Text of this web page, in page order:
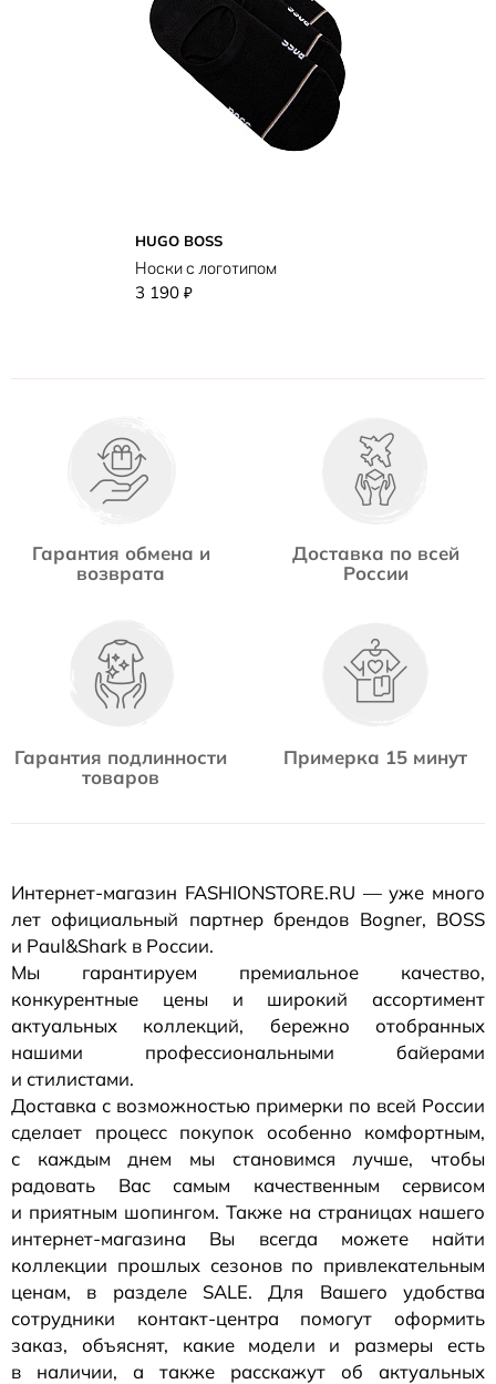
HUGO BOSS
Носки с логотипом
3 190 ₽
Гарантия обмена и
возврата
Доставка по всей
России
Гарантия подлинности
товаров
Примерка 15 минут
Интернет-магазин FASHIONSTORE.RU — уже много
лет официальный партнер брендов Bogner, BOSS
и Paul&Shark в России.
Мы гарантируем премиальное качество,
конкурентные цены и широкий ассортимент
актуальных коллекций, бережно отобранных
нашими профессиональными байерами
и стилистами.
Доставка с возможностью примерки по всей России
сделает процесс покупок особенно комфортным,
с каждым днем мы становимся лучше, чтобы
радовать Вас самым качественным сервисом
и приятным шопингом. Также на страницах нашего
интернет-магазина Вы всегда можете найти
коллекции прошлых сезонов по привлекательным
ценам, в разделе SALE. Для Вашего удобства
сотрудники контакт-центра помогут оформить
заказ, объяснят, какие модели и размеры есть
в наличии, а также расскажут об актуальных